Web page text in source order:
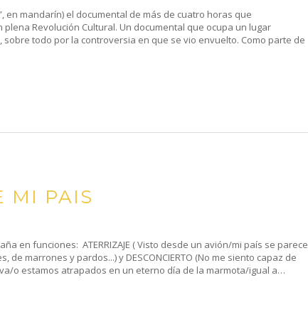
en mandarín) el documental de más de cuatro horas que
Revolución Cultural. Un documental que ocupa un lugar
sobre todo por la controversia en que se vio envuelto. Como parte de
MI PAIS
en funciones: ATERRIZAJE ( Visto desde un avión/mi país se parece
marrones y pardos...) y DESCONCIERTO (No me siento capaz de
o estamos atrapados en un eterno día de la marmota/igual a…